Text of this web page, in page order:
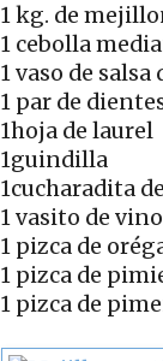
1 kg. de
1 cebolla
1 vaso de
1 par de
1hoja de laurel
1guindilla
1cucharadita
1 vasito de
1 pizca de
1 pizca de
1 pizca de